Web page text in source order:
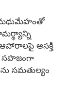
మధుమేహంతో
ఆసక్తి
సహజంగా
సమతుల్యం